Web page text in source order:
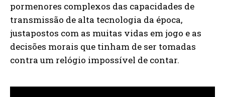
pormenores complexos das capacidades de
transmissão de alta tecnologia da época,
justapostos com as muitas vidas em jogo e as
decisões morais que tinham de ser tomadas
contra um relógio impossível de contar.